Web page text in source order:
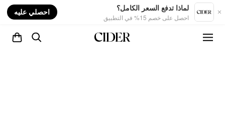
لماذا تدفع السعر الكامل؟
احصل على خصم 15% في التطبيق
احصلي عليه